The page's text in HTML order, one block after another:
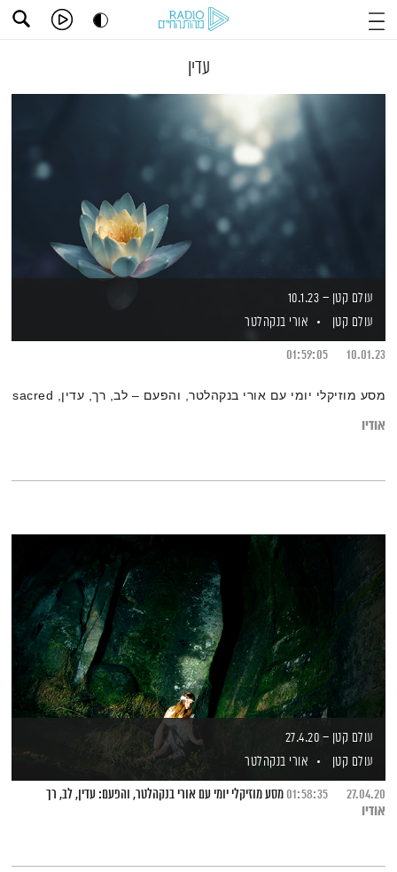
עדין
עולם קטן – 10.1.23
עולם קטן
אורי בנקהלטר
10.01.23
01:59:05
מסע מוזיקלי יומי עם אורי בנקהלטר, והפעם – לב, רך, עדין, sacred
אודיו
עולם קטן – 27.4.20
עולם קטן
אורי בנקהלטר
27.04.20
01:58:35 מסע מוזיקלי יומי עם אורי בנקהלטר, והפעם: עדין, לב, רך
אודיו